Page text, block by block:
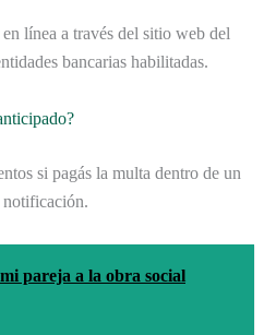
línea a través del sitio web del
bancarias habilitadas.
si pagás la multa dentro de un
notificación.
pareja a la obra social